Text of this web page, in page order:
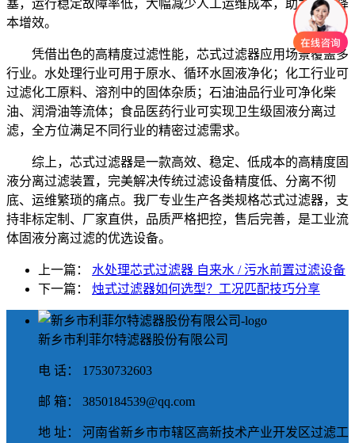
塞，运行稳定故障率低，大幅减少人工运维成本，助力企业降
本增效。
凭借出色的高精度过滤性能，芯式过滤器应用场景覆盖多
行业。水处理行业可用于原水、循环水固液净化；化工行业可
过滤化工原料、溶剂中的固体杂质；石油油品行业可净化柴
油、润滑油等流体；食品医药行业可实现卫生级固液分离过
滤，全方位满足不同行业的精密过滤需求。
综上，芯式过滤器是一款高效、稳定、低成本的高精度固
液分离过滤装置，完美解决传统过滤设备精度低、分离不彻
底、运维繁琐的痛点。我厂专业生产各类规格芯式过滤器，支
持非标定制、厂家直供，品质严格把控，售后完善，是工业流
体固液分离过滤的优选设备。
上一篇： 水处理芯式过滤器 自来水 / 污水前置过滤设备
下一篇： 烛式过滤器如何选型？工况匹配技巧分享
新乡市利菲尔特滤器股份有限公司
电 话： 17530732603
邮 箱： 3850184539@qq.com
地 址： 河南省新乡市市辖区高新技术产业开发区过滤工